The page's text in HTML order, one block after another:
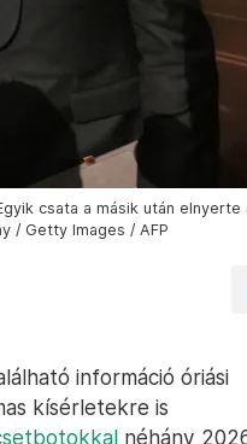
csata a másik után elnyerte
/ Getty Images / AFP
információ óriási
kísérletekre is
néhány